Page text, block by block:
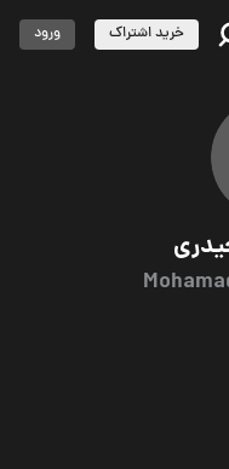
خرید اشتراک ورود